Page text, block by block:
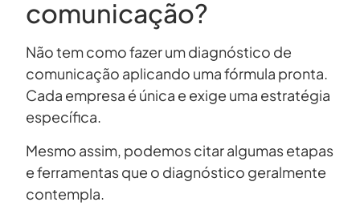
comunicação?
Não tem como fazer um diagnóstico de
comunicação aplicando uma fórmula pronta.
Cada empresa é única e exige uma estratégia
específica.
Mesmo assim, podemos citar algumas etapas
e ferramentas que o diagnóstico geralmente
contempla.